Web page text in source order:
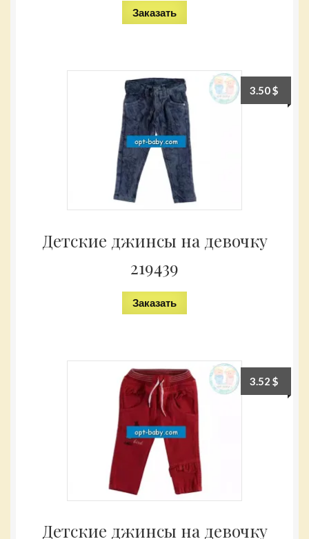
Заказать
Детские джинсы на девочку
219439
3.50$
Заказать
Детские джинсы на девочку
3.52$